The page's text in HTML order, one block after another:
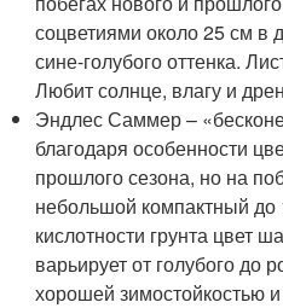
соцветиями около 25 см в
сине-голубого оттенка.
Любит солнце, влагу и
Эндлес Саммер –
благодаря особенности
прошлого сезона, но на
небольшой компактный до
кислотности грунта цвет
варьирует от голубого до
хорошей зимостойкостью